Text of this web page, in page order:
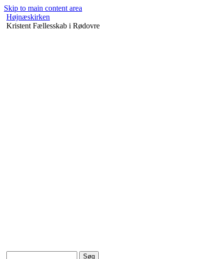
Skip to main content area
Højnæskirken
Kristent Fællesskab i Rødovre